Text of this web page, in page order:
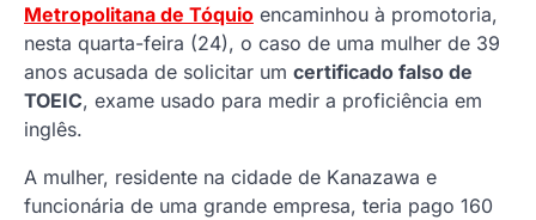
Metropolitana de Tóquio encaminhou à promotoria,
nesta quarta-feira (24), o caso de uma mulher de 39
anos acusada de solicitar um certificado falso de
TOEIC, exame usado para medir a proficiência em
inglês.
A mulher, residente na cidade de Kanazawa e
funcionária de uma grande empresa, teria pago 160